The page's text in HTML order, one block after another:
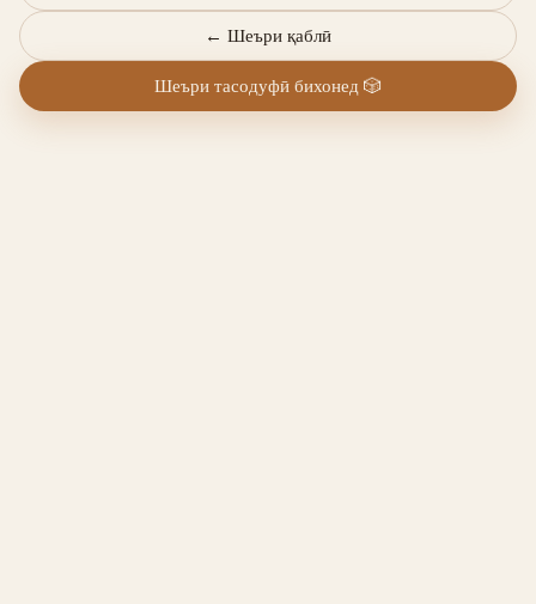
← Шеъри қаблӣ
Шеъри тасодуфӣ бихонед 🎲